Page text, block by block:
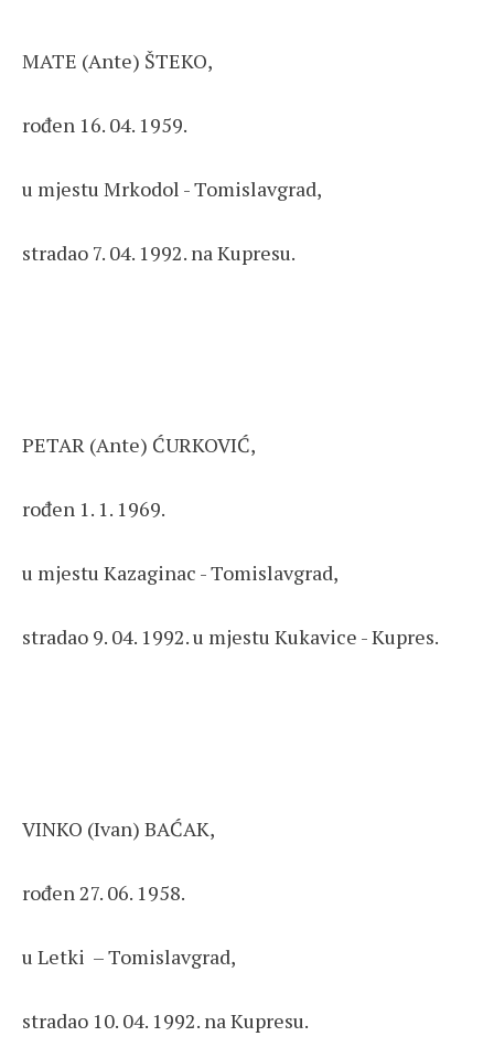
MATE (Ante) ŠTEKO,
rođen 16. 04. 1959.
u mjestu Mrkodol - Tomislavgrad,
stradao 7. 04. 1992. na Kupresu.
PETAR (Ante) ĆURKOVIĆ,
rođen 1. 1. 1969.
u mjestu Kazaginac - Tomislavgrad,
stradao 9. 04. 1992. u mjestu Kukavice - Kupres.
VINKO (Ivan) BAĆAK,
rođen 27. 06. 1958.
u Letki – Tomislavgrad,
stradao 10. 04. 1992. na Kupresu.